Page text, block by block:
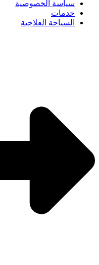
سياسة الخصوصية
خدمات
السياحة العلاجية